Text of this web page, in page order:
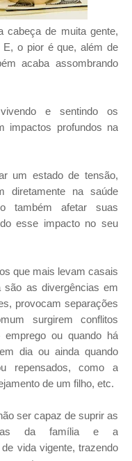
cabeça de muita gente,
o pior é que, além de
acaba assombrando
e sentindo os
impactos profundos na
um estado de tensão,
diretamente na saúde
também afetar suas
esse impacto no seu
que mais levam casais
são as divergências em
provocam separações
surgirem conflitos
ou quando há
dia ou ainda quando
repensados, como a
de um filho, etc.
ser capaz de suprir as
da família e a
vida vigente, trazendo